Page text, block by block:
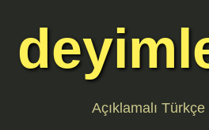
Açıklamalı